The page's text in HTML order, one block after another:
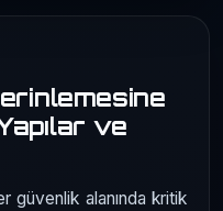
ve
güvenlik alanında kritik